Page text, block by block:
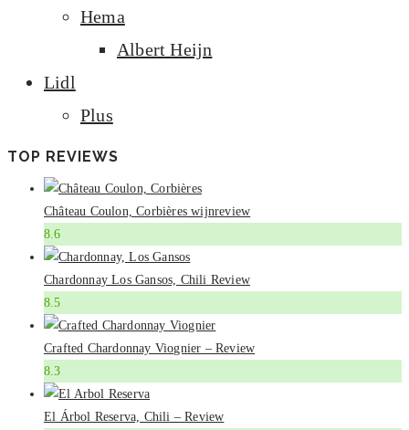
Hema
Albert Heijn
Lidl
Plus
TOP REVIEWS
Château Coulon, Corbières wijnreview
8.6
Chardonnay Los Gansos, Chili Review
8.5
Crafted Chardonnay Viognier – Review
8.3
El Árbol Reserva, Chili – Review